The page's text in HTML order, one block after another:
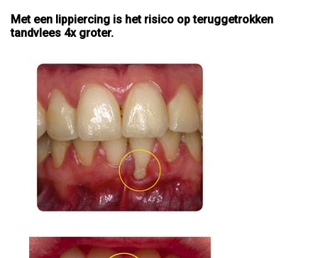
Met een lippiercing is het risico op teruggetrokken
tandvlees 4x groter.